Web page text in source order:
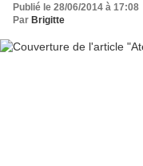
Publié le 28/06/2014 à 17:08
Par Brigitte